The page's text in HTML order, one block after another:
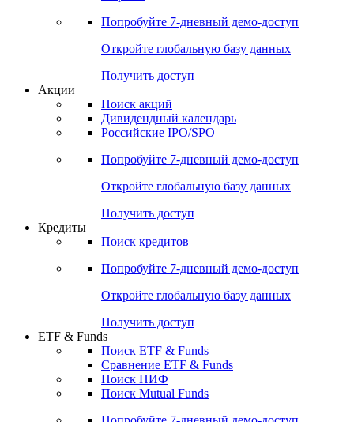
Cbonds Pages
Опросы
Попробуйте7-дневный
Откройте глобальную базу данных
Получить доступ
Поиск акций
Российские IPO/SPO
Попробуйте7-дневный
Откройте глобальную базу данных
Получить доступ
Поиск кредитов
Попробуйте7-дневный
Откройте глобальную базу данных
Получить доступ
ETF & Funds
Сравнение ETF & Funds